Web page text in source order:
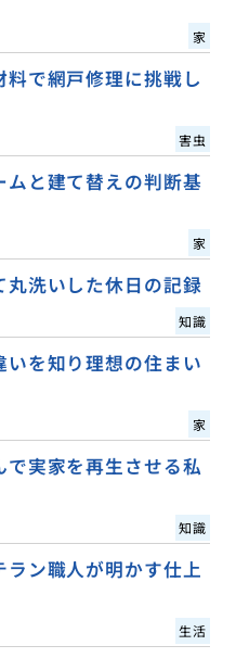
家
で網戸修理に挑戦し
害虫
と建て替えの判断基
家
洗いした休日の記録
知識
いを知り理想の住まい
家
実家を再生させる私
知識
ン職人が明かす仕上
生活